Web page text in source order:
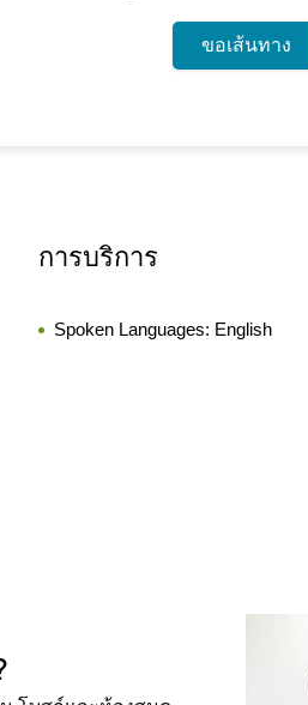
ขอเส้นทาง
การบริการ
Spoken Languages: English